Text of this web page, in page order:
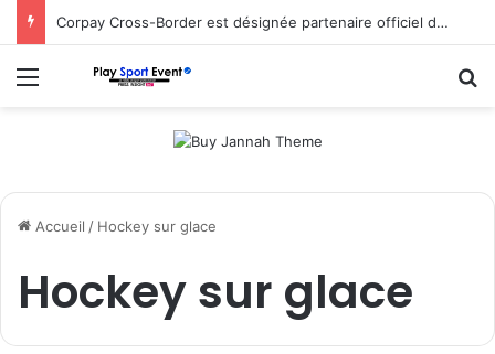
Corpay Cross-Border est désignée partenaire officiel de change d’Ultimate Sevens
Menu
Accueil / Hockey sur glace
Hockey sur glace